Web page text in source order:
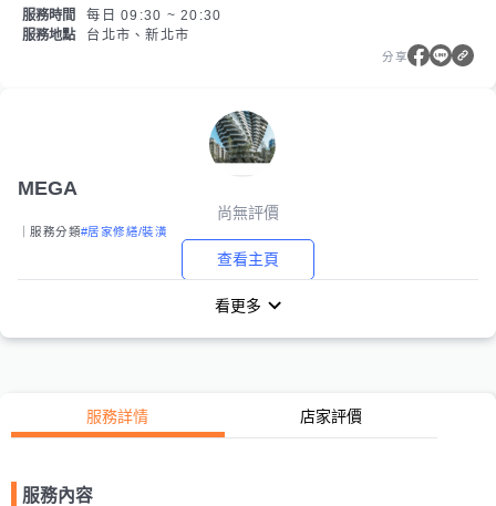
服務時間
每日 09:30 ~ 20:30
服務地點
台北市、新北市
分享
MEGA
尚無評價
｜服務分類#居家修繕/裝潢
查看主頁
看更多
服務詳情 店家評價
服務內容